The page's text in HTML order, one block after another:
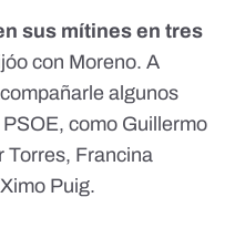
sus mítines en tres
con Moreno. A
algunos
como Guillermo
Torres, Francina
Puig.